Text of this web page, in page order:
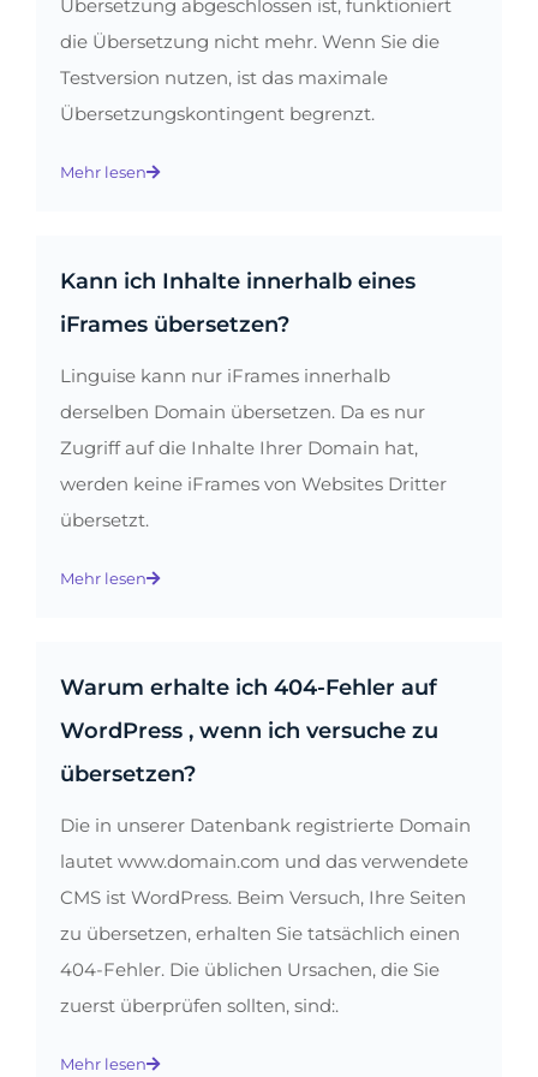
Übersetzung abgeschlossen ist, funktioniert
die Übersetzung nicht mehr. Wenn Sie die
Testversion nutzen, ist das maximale
Übersetzungskontingent begrenzt.
Mehr lesen
Kann ich Inhalte innerhalb eines
iFrames übersetzen?
Linguise kann nur iFrames innerhalb
derselben Domain übersetzen. Da es nur
Zugriff auf die Inhalte Ihrer Domain hat,
werden keine iFrames von Websites Dritter
übersetzt.
Mehr lesen
Warum erhalte ich 404-Fehler auf
WordPress , wenn ich versuche zu
übersetzen?
Die in unserer Datenbank registrierte Domain
lautet www.domain.com und das verwendete
CMS ist WordPress. Beim Versuch, Ihre Seiten
zu übersetzen, erhalten Sie tatsächlich einen
404-Fehler. Die üblichen Ursachen, die Sie
zuerst überprüfen sollten, sind:.
Mehr lesen